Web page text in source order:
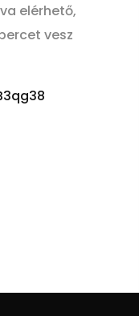
elérhető,
vesz